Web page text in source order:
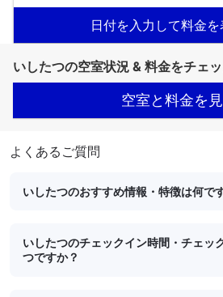
日付を入力して料金を
いしたつの空室状況 & 料金をチェ
空室と料金を
よくあるご質問
いしたつのおすすめ情報・特徴は何で
いしたつのチェックイン時間・チェッ
つですか？